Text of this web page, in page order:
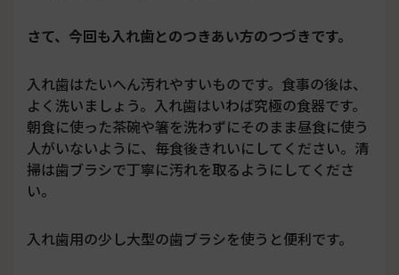
さて、今回も入れ歯とのつきあい方のつづきです。
入れ歯はたいへん汚れやすいものです。食事の後は、
よく洗いましょう。入れ歯はいわば究極の食器です。
朝食に使った茶碗や箸を洗わずにそのまま昼食に使う
人がいないように、毎食後きれいにしてください。清
掃は歯ブラシで丁寧に汚れを取るようにしてくださ
い。
入れ歯用の少し大型の歯ブラシを使うと便利です。